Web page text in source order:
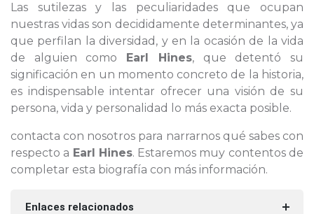
Las sutilezas y las peculiaridades que ocupan
nuestras vidas son decididamente determinantes, ya
que perfilan la diversidad, y en la ocasión de la vida
de alguien como Earl Hines, que detentó su
significación en un momento concreto de la historia,
es indispensable intentar ofrecer una visión de su
persona, vida y personalidad lo más exacta posible.
contacta con nosotros para narrarnos qué sabes con
respecto a Earl Hines. Estaremos muy contentos de
completar esta biografía con más información.
Enlaces relacionados